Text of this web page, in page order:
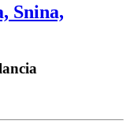
Snina,